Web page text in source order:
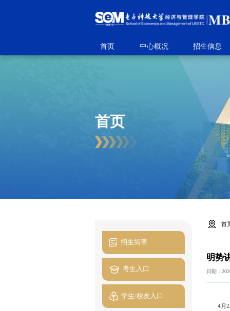
首页 中心概况 招生信息
首页
招生简章
考生入口
学生/校友入口
首
明势
日期：
4月